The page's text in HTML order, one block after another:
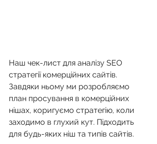
Наш чек-лист для аналізу SEO
стратегії комерційних сайтів.
Завдяки ньому ми розробляємо
план просування в комерційних
нішах, коригуємо стратегію, коли
заходимо в глухий кут. Підходить
для будь-яких ніш та типів сайтів.